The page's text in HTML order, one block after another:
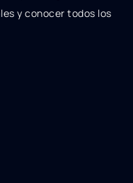
y conocer todos los